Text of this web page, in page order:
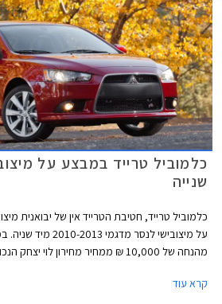
כלמוביל טרייד במבצע על
שנייה
כלמוביל טרייד, חטיבת הטרייד אין של יבואנית
על מיצובישי לנסר
מהנחה של 10,000 ₪ ממחיר מחירון לוי
בהתאם לתנאי המבצע.
קרא עוד